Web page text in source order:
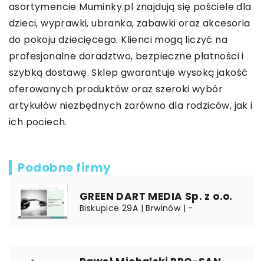
asortymencie Muminky.pl znajdują się pościele dla
dzieci, wyprawki, ubranka, zabawki oraz akcesoria
do pokoju dziecięcego. Klienci mogą liczyć na
profesjonalne doradztwo, bezpieczne płatności i
szybką dostawę. Sklep gwarantuje wysoką jakość
oferowanych produktów oraz szeroki wybór
artykułów niezbędnych zarówno dla rodziców, jak i
ich pociech.
Podobne firmy
GREEN DART MEDIA Sp. z o.o.
Biskupice 29A | Brwinów | -